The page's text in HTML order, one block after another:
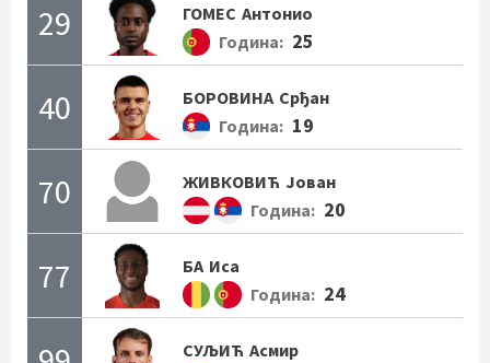
29 ГОМЕС Антонио
Година: 25
40 БОРОВИНА Срђан
Година: 19
70 ЖИВКОВИЋ Јован
Година: 20
77 БА Иса
Година: 24
СУЉИЋ Асмир